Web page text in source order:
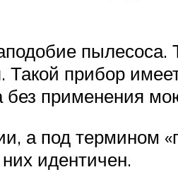
пылесоса.
Такой прибор
без применения
а под термином
идентичен.